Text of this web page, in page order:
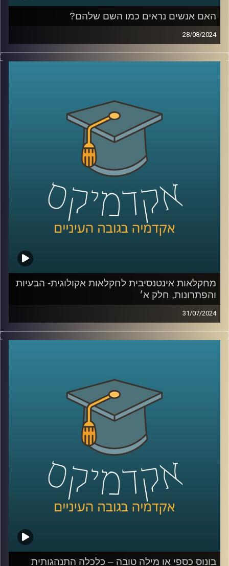
האם אנשים נראים כמו השם שלהם?
28/08/2024
מה משפיע עלינו יותר? הסביבה או התורשה?
מדובר בויכוח עתיק למדי עם המון דעות ומחקרים לכאן ולכאן.
שהיא יכולה לשנות אפילו את מראה הפנים שלנו.
אז על זה ועוד תדבר איתנו היום ד״ר יונת צוובנר, בית ספר
אריסון למנהל עסקים, אוניברסיטת רייכמן.
AudioVersity
מחקלאות אינטנסיבית לחקלאות אקולוגית- הבעיות
והפתרונות, חלק א׳
31/07/2024
בעשורים הקרובים צפויים שינויים רבים באקלים, דבר המהווה
אתגר לחקלאות ברחבי העולם
מאז המאה ה-18 ועד היום בני האדם ניסו להשתלט על הטבע
ובכך הבדיל את עצמינו מהציידים והלקטים של פעם.
התחלנו להשתמש בדישון , הדברה, הנדסה גנטית ועוד,
היום אנחנו יודעים שלא הצלחנו לנצח את הטבע. ומחקרים
מראים שדישון כימי פוגע בעמידות של הצמח, ובנו.
אז מה הפתרון? לחקלאות האקולוגית יש כמה תשובות
וכדי לדון בהן הצטרפה אלינו ד"ר קרני לוטן מרקוס מבית הספר
לקיימות באוניברסיטת רייכמן, חוקרת מערכות לגידול מזון
קרדיט תמונות:AudioVersity
בונוס כספי או מילה טובה – כלכלה התנהגותית